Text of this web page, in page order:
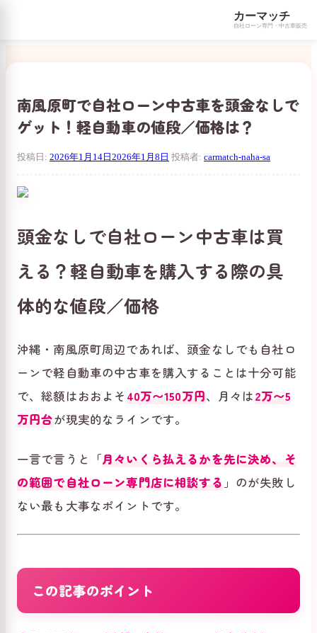
カーマッチ
自社ローン専門・中古車販売
南風原町で自社ローン中古車を頭金なしで
ゲット！軽自動車の値段／価格は？
投稿日: 2026年1月14日 2026年1月8日 投稿者: carmatch-naha-sa
頭金なしで自社ローン中古車は買
える？軽自動車を購入する際の具
体的な値段／価格
沖縄・南風原町周辺であれば、頭金なしでも自社ロ
ーンで軽自動車の中古車を購入することは十分可能
で、総額はおおよそ 40万〜150万円、月々は2万〜5
万円台が現実的なラインです。
一言で言うと「月々いくら払えるかを先に決め、そ
の範囲で自社ローン専門店に相談する 」のが失敗し
ない最も大事なポイントです。
この記事のポイント